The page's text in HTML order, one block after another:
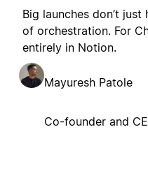
Big launches don’t
of orchestration. For
entirely in Notion.
Mayuresh Patole
Co-founder and